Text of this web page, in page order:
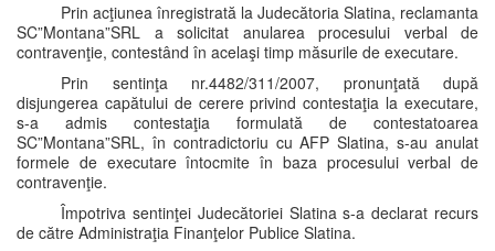
Prin acţiunea înregistrată la Judecătoria Slatina, reclamanta
SC”Montana”SRL a solicitat anularea procesului verbal de
contravenţie, contestând în acelaşi timp măsurile de executare.
Prin sentinţa nr.4482/311/2007, pronunţată după
disjungerea capătului de cerere privind contestaţia la executare,
s-a admis contestaţia formulată de contestatoarea
SC”Montana”SRL, în contradictoriu cu AFP Slatina, s-au anulat
formele de executare întocmite în baza procesului verbal de
contravenţie.
Împotriva sentinţei Judecătoriei Slatina s-a declarat recurs
de către Administraţia Finanţelor Publice Slatina.